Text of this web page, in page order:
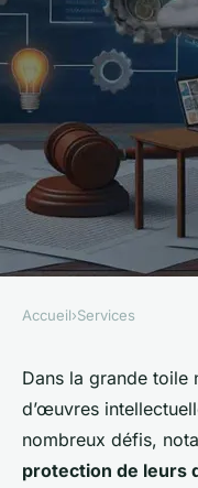
Quelle
gestion
d'auteur
Accueil›Services
Dans la grande toile
d’œuvres
nombreux défis,
protection de leurs